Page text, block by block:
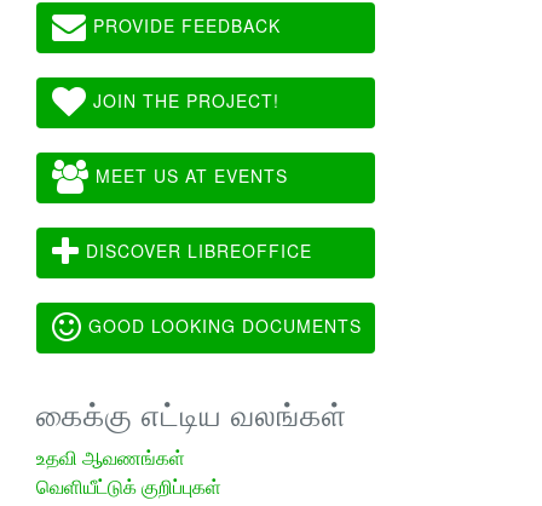
PROVIDE FEEDBACK
JOIN THE PROJECT!
MEET US AT EVENTS
DISCOVER LIBREOFFICE
GOOD LOOKING DOCUMENTS
கைக்கு எட்டிய வலங்கள்
உதவி ஆவணங்கள்
வெளியீட்டுக் குறிப்புகள்